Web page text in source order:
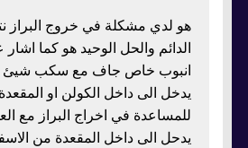
هو لدي مشكلة في خروج البراز
الدائم والحل الوحيد هو كما
انبوب خاص جاف مع سكب شيئ
يدخل الى داخل الكولن او
للمساعدة في اخراج البراز مع
يدحل الى داخل المقعدة من